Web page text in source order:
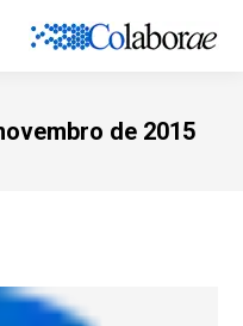
de 2015